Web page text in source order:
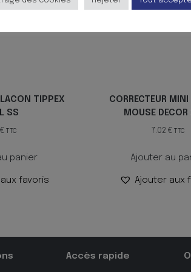
TIPPEX
SS
€ TTC
panier
favoris
CORRECTEUR
MOUSE DECOR
7.02€ TTC
Ajouter au
Ajouter aux
Accès rapide